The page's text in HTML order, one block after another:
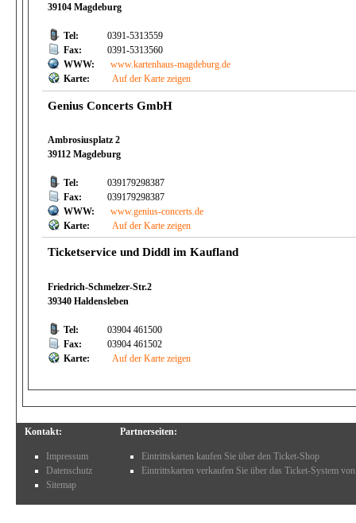
39104 Magdeburg
Tel:
0391-5313559
Fax:
0391-5313560
WWW:
www.kartenhaus-magdeburg.de
Karte:
Auf der Karte zeigen
Genius Concerts GmbH
Ambrosiusplatz 2
39112 Magdeburg
Tel:
039179298387
Fax:
039179298387
WWW:
www.genius-concerts.de
Karte:
Auf der Karte zeigen
Ticketservice und Diddl im Kaufland
Friedrich-Schmelzer-Str.2
39340 Haldensleben
Tel:
03904 461500
Fax:
03904 461502
Karte:
Auf der Karte zeigen
Kontakt:
Impressum
Datenschutz
Sitemap
Partnerseiten:
Eintrittskarten kaufen Sie über den Ticket-Shop
Eintrittskarten verkaufen Sie über das Ticket-System